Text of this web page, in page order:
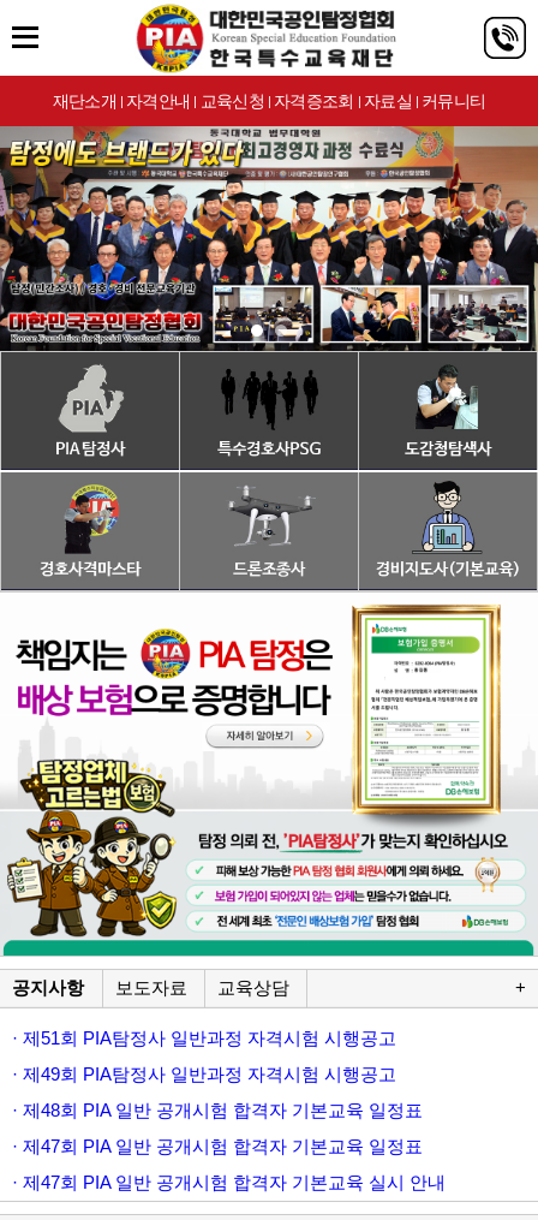
재단소개 | 자격안내 | 교육신청 | 자격증조회 | 자료실 | 커뮤니티
공지사항 보도자료 교육상담 +
· 제51회 PIA탐정사 일반과정 자격시험 시행공고
· 제49회 PIA탐정사 일반과정 자격시험 시행공고
· 제48회 PIA 일반 공개시험 합격자 기본교육 일정표
· 제47회 PIA 일반 공개시험 합격자 기본교육 일정표
· 제47회 PIA 일반 공개시험 합격자 기본교육 실시 안내